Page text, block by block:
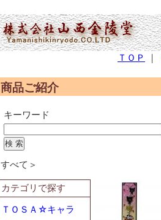
ＴＯＰ ｜
商品ご紹介
キーワード
すべて＞
カテゴリで探す
ＴＯＳＡ☆キャラ